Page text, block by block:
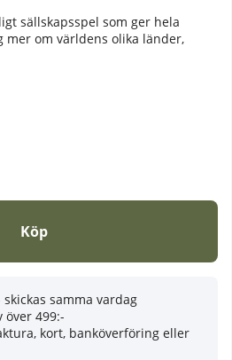
sällskapsspel som ger hela
om världens olika länder,
Köp
samma vardag
499:-
kort, banköverföring eller